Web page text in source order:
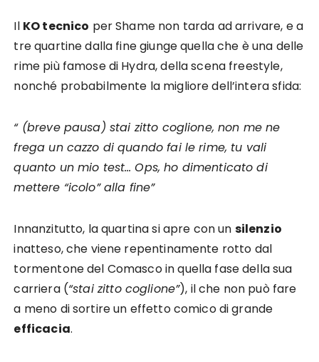
Il KO tecnico per Shame non tarda ad arrivare, e a
tre quartine dalla fine giunge quella che è una delle
rime più famose di Hydra, della scena freestyle,
nonché probabilmente la migliore dell’intera sfida:
“ (breve pausa) stai zitto coglione, non me ne
frega un cazzo di quando fai le rime, tu vali
quanto un mio test… Ops, ho dimenticato di
mettere “icolo” alla fine”
Innanzitutto, la quartina si apre con un silenzio
inatteso, che viene repentinamente rotto dal
tormentone del Comasco in quella fase della sua
carriera (“stai zitto coglione”), il che non può fare
a meno di sortire un effetto comico di grande
efficacia.